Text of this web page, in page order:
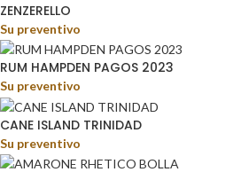
ZENZERELLO
Su preventivo
RUM HAMPDEN PAGOS 2023
Su preventivo
CANE ISLAND TRINIDAD
Su preventivo